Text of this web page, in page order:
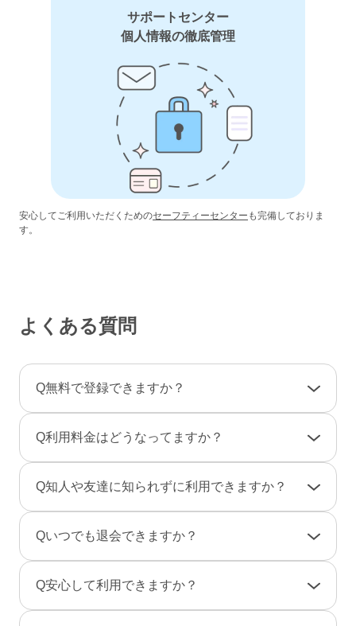
サポートセンター
個人情報の徹底管理
安心してご利用いただくためのセーフティーセンター も完備しておりま
す。
よくある質問
Q無料で登録できますか？
さい。
です。そのため、弊社からお客様へ料金の請求
や督促のご連絡が届くことはありません。
Q利用料金はどうなってますか？
一部のコンテンツの利用はコイン（有料）が必
男性は、事前にポイントをご購入のうえご利用
となります。（1P＝約10円、消費ポイントはサ
ービスによって異なります）
Q知人や友達に知られずに利用できますか？
のニックネームで、プロフ画像を登録しない状
また、検索結果にあなたのプロフィールが表示
されないように設定することもできます。
Qいつでも退会できますか？
手続き」から行えます。
Q安心して利用できますか？